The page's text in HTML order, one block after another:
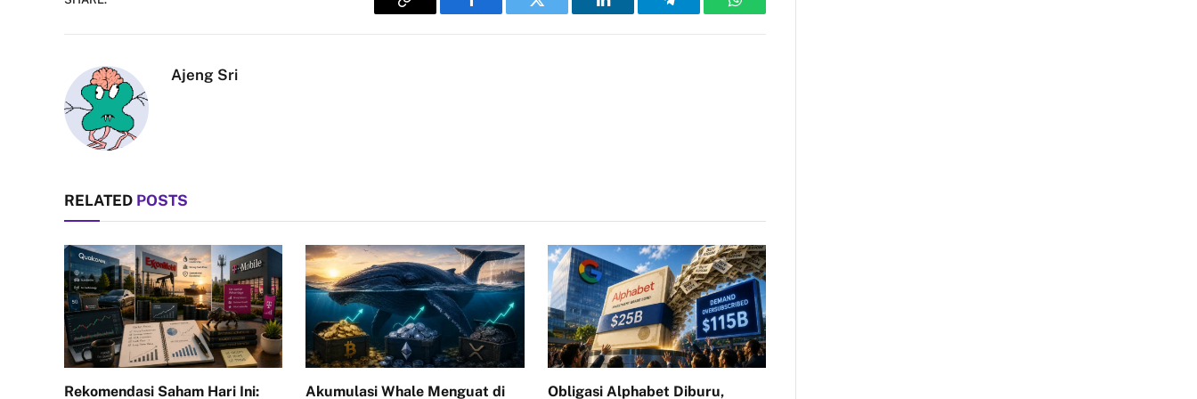
Copy
Facebook Twitter LinkedIn Telegram WhatsApp
Ajeng Sri
RELATED POSTS
Rekomendasi Saham Hari Ini: Akumulasi Whale Menguat di Obligasi Alphabet Diburu,